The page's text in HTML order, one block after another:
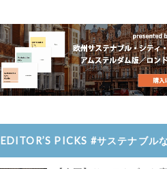
EDITOR’S PICKS #サステナブル